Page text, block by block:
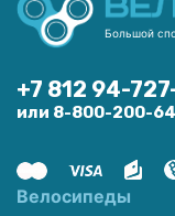
Большой
+7 812 94-
или 8-800-200-
Велосипеды